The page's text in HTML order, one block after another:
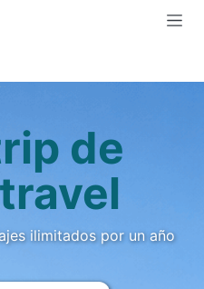
de
ilimitados por un año